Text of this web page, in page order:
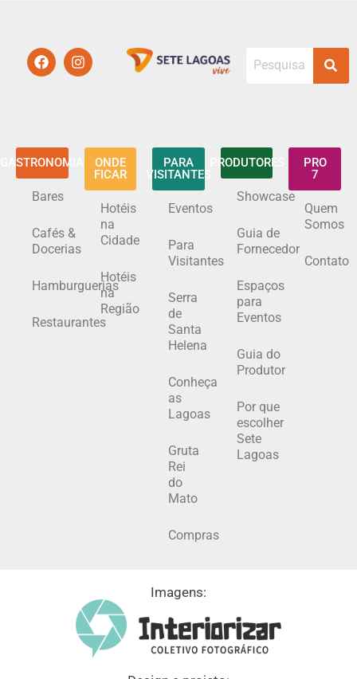
GASTRONOMIA
Bares
Cafés &
Docerias
Hamburguerias
Restaurantes
ONDE
FICAR
Hotéis
na
Cidade
Hotéis
na
Região
PARA
VISITANTES
Eventos
Para
Visitantes
Serra
de
Santa
Helena
Conheça
as
Lagoas
Gruta
Rei
do
Mato
Compras
PRODUTORES
Showcase
Guia de
Fornecedor
Espaços
para
Eventos
Guia do
Produtor
Por que
escolher
Sete
Lagoas
PRO
7
Quem
Somos
Contato
Imagens: